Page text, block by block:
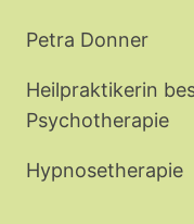
Petra Donner
Heilpraktikerin
Psychotherapie
Hypnosetherapie